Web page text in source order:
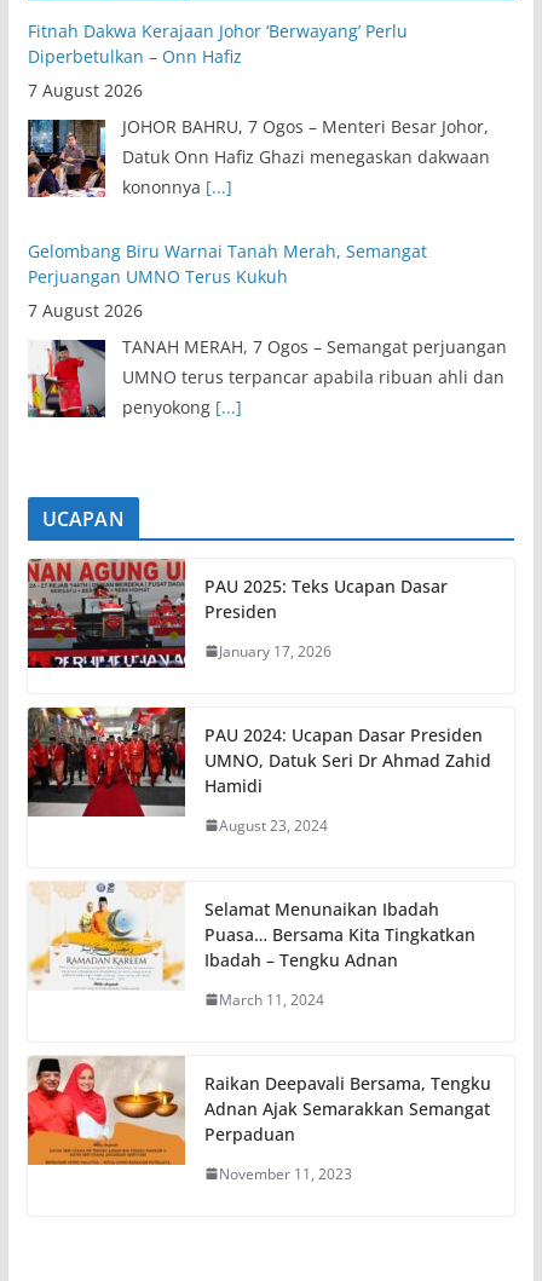
Fitnah Dakwa Kerajaan Johor ‘Berwayang’ Perlu
Diperbetulkan – Onn Hafiz
7 August 2026
JOHOR BAHRU, 7 Ogos – Menteri Besar Johor,
Datuk Onn Hafiz Ghazi menegaskan dakwaan
kononnya [...]
Gelombang Biru Warnai Tanah Merah, Semangat
Perjuangan UMNO Terus Kukuh
7 August 2026
TANAH MERAH, 7 Ogos – Semangat perjuangan
UMNO terus terpancar apabila ribuan ahli dan
penyokong [...]
UCAPAN
PAU 2025: Teks Ucapan Dasar
Presiden
January 17, 2026
PAU 2024: Ucapan Dasar Presiden
UMNO, Datuk Seri Dr Ahmad Zahid
Hamidi
August 23, 2024
Selamat Menunaikan Ibadah
Puasa… Bersama Kita Tingkatkan
Ibadah – Tengku Adnan
March 11, 2024
Raikan Deepavali Bersama, Tengku
Adnan Ajak Semarakkan Semangat
Perpaduan
November 11, 2023